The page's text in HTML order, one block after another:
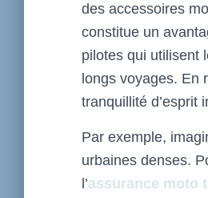
des accessoires
constitue un
pilotes qui utilisent
longs voyages. En
tranquillité d’esprit
Par exemple,
urbaines denses.
l’assurance moto